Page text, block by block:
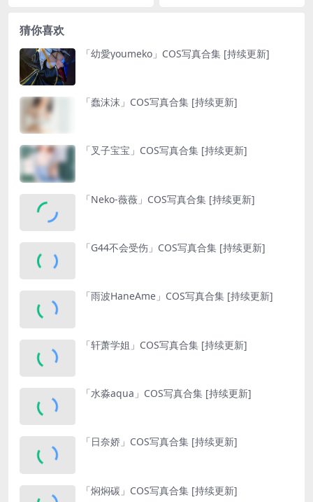
猜你喜欢
「幼愛youmeko」COS写真合集 [持续更新]
「蠢沫沫」COS写真合集 [持续更新]
「叉子宝宝」COS写真合集 [持续更新]
「Neko-薇薇」COS写真合集 [持续更新]
「G44不会受伤」COS写真合集 [持续更新]
「雨波HaneAme」COS写真合集 [持续更新]
「轩萧学姐」COS写真合集 [持续更新]
「水淼aqua」COS写真合集 [持续更新]
「日奈娇」COS写真合集 [持续更新]
「焖焖碳」COS写真合集 [持续更新]